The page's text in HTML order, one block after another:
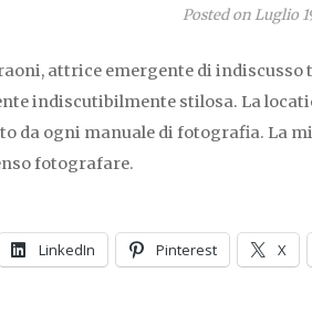
Posted on Luglio
attrice emergente di
indiscutibilmente stilosa. La
da ogni manuale di fotografia. La
fotografare.
LinkedIn Pinterest X